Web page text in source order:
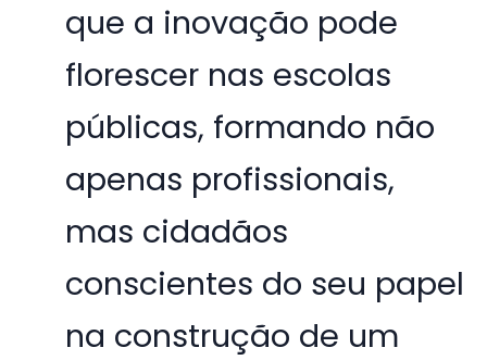
que a inovação pode
florescer nas escolas
públicas, formando não
apenas profissionais,
mas cidadãos
conscientes do seu papel
na construção de um